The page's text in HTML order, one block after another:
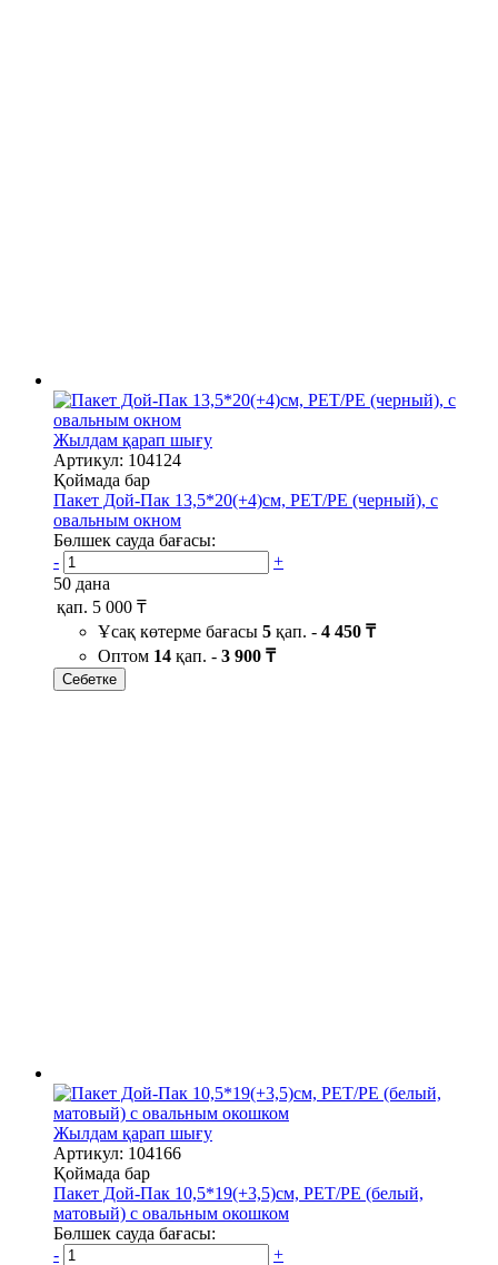
Жылдам қарап шығу
Артикул: 104124
Қоймада бар
Пакет Дой-Пак 13,5*20(+4)см, PET/PE (черный), с
овальным окном
Бөлшек сауда бағасы:
-
+
50 дана
қап. 5 000 ₸
Ұсақ көтерме бағасы 5 қап. - 4 450 ₸
Оптом 14 қап. - 3 900 ₸
Себетке
Жылдам қарап шығу
Артикул: 104166
Қоймада бар
Пакет Дой-Пак 10,5*19(+3,5)см, PET/PE (белый,
матовый) с овальным окошком
Бөлшек сауда бағасы:
-
+